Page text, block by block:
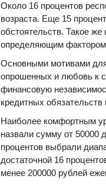
Около 16 процентов
возраста. Еще 15
обстоятельств. Такое
определяющим фактором
Основными мотивами
опрошенных и любовь к
финансовую
кредитных обязательств
Наиболее комфортным
назвали сумму от 50000
процентов выбрали
достаточной 16
менее 200000 рублей